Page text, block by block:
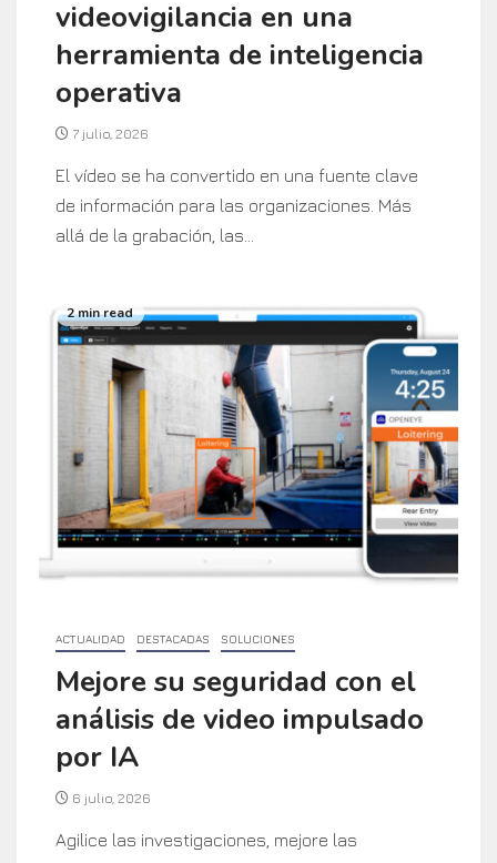
videovigilancia en una
herramienta de inteligencia
operativa
7 julio, 2026
El vídeo se ha convertido en una fuente clave
de información para las organizaciones. Más
allá de la grabación, las...
2 min read
ACTUALIDAD DESTACADAS SOLUCIONES
Mejore su seguridad con el
análisis de video impulsado
por IA
6 julio, 2026
Agilice las investigaciones, mejore las